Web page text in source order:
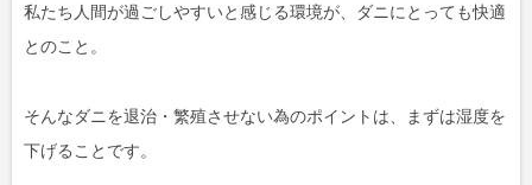
私たち人間が過ごしやすいと感じる環境が、ダニにとっても快適
とのこと。
そんなダニを退治・繁殖させない為のポイントは、まずは湿度を
下げることです。